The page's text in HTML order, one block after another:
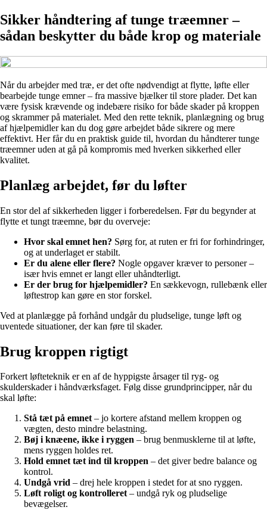
Sikker håndtering af tunge træemner –
sådan beskytter du både krop og materiale
Når du arbejder med træ, er det ofte nødvendigt at flytte, løfte eller
bearbejde tunge emner – fra massive bjælker til store plader. Det kan
være fysisk krævende og indebære risiko for både skader på kroppen
og skrammer på materialet. Med den rette teknik, planlægning og brug
af hjælpemidler kan du dog gøre arbejdet både sikrere og mere
effektivt. Her får du en praktisk guide til, hvordan du håndterer tunge
træemner uden at gå på kompromis med hverken sikkerhed eller
kvalitet.
Planlæg arbejdet, før du løfter
En stor del af sikkerheden ligger i forberedelsen. Før du begynder at
flytte et tungt træemne, bør du overveje:
Hvor skal emnet hen? Sørg for, at ruten er fri for forhindringer,
og at underlaget er stabilt.
Er du alene eller flere? Nogle opgaver kræver to personer –
især hvis emnet er langt eller uhåndterligt.
Er der brug for hjælpemidler? En sækkevogn, rullebænk eller
løftestrop kan gøre en stor forskel.
Ved at planlægge på forhånd undgår du pludselige, tunge løft og
uventede situationer, der kan føre til skader.
Brug kroppen rigtigt
Forkert løfteteknik er en af de hyppigste årsager til ryg- og
skulderskader i håndværksfaget. Følg disse grundprincipper, når du
skal løfte:
Stå tæt på emnet– jo kortere afstand mellem kroppen og
vægten, desto mindre belastning.
Bøj i knæene, ikke i ryggen – brug benmusklerne til at løfte,
mens ryggen holdes ret.
Hold emnet tæt ind til kroppen – det giver bedre balance og
kontrol.
Undgå vrid – drej hele kroppen i stedet for at sno ryggen.
Løft roligt og kontrolleret– undgå ryk og pludselige
bevægelser.